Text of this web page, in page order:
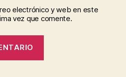
electrónico y web en este
vez que comente.